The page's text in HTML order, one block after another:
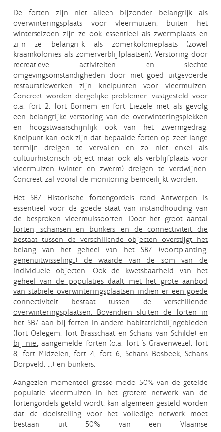
De forten zijn niet alleen bijzonder belangrijk als
overwinteringsplaats voor vleermuizen; buiten het
winterseizoen zijn ze ook essentieel als zwermplaats en
zijn ze belangrijk als zomerkolonieplaats (zowel
kraamkolonies als zomerverblijfplaatsen). Verstoring door
recreatieve activiteiten en slechte
omgevingsomstandigheden door niet goed uitgevoerde
restauratiewerken zijn knelpunten voor vleermuizen.
Concreet worden dergelijke problemen vastgesteld voor
o.a. fort 2, fort Bornem en fort Liezele met als gevolg
een belangrijke verstoring van de overwinteringsplekken
en hoogstwaarschijnlijk ook van het zwermgedrag.
Knelpunt kan ook zijn dat bepaalde forten op zeer lange
termijn dreigen te vervallen en zo niet enkel als
cultuurhistorisch object maar ook als verblijfplaats voor
vleermuizen (winter en zwerm) dreigen te verdwijnen.
Concreet zal vooral de monitoring bemoeilijkt worden.
Het SBZ Historische fortengordels rond Antwerpen is
essentieel voor de goede staat van instandhouding van
de besproken vleermuissoorten. Door het groot aantal
forten, schansen en bunkers en de connectiviteit die
bestaat tussen de verschillende objecten overstijgt het
belang van het geheel van het SBZ (voortplanting,
genenuitwisseling..) de waarde van de som van de
individuele objecten. Ook de kwetsbaarheid van het
geheel van de populaties daalt met het grote aanbod
van stabiele overwinteringsplaatsen indien er een goede
connectiviteit bestaat tussen de verschillende
overwinteringsplaatsen. Bovendien sluiten de forten in
het SBZ aan bij forten in andere habitatrichtlijngebieden
(fort Oelegem, fort Brasschaat en Schans van Schilde) en
bij nietaangemelde forten (o.a. fort ‘s Gravenwezel, fort
8, fort Midzelen, fort 4, fort 6, Schans Bosbeek, Schans
Dorpveld, …) en bunkers.
Aangezien momenteel grosso modo 50% van de getelde
populatie vleermuizen in het grotere netwerk van de
fortengordels geteld wordt, kan algemeen gesteld worden
dat de doelstelling voor het volledige netwerk moet
bestaan uit 50% van een Vlaamse